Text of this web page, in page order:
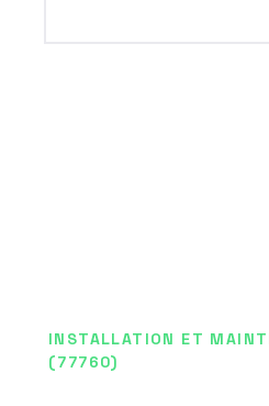
INSTALLATION ET
(77760)